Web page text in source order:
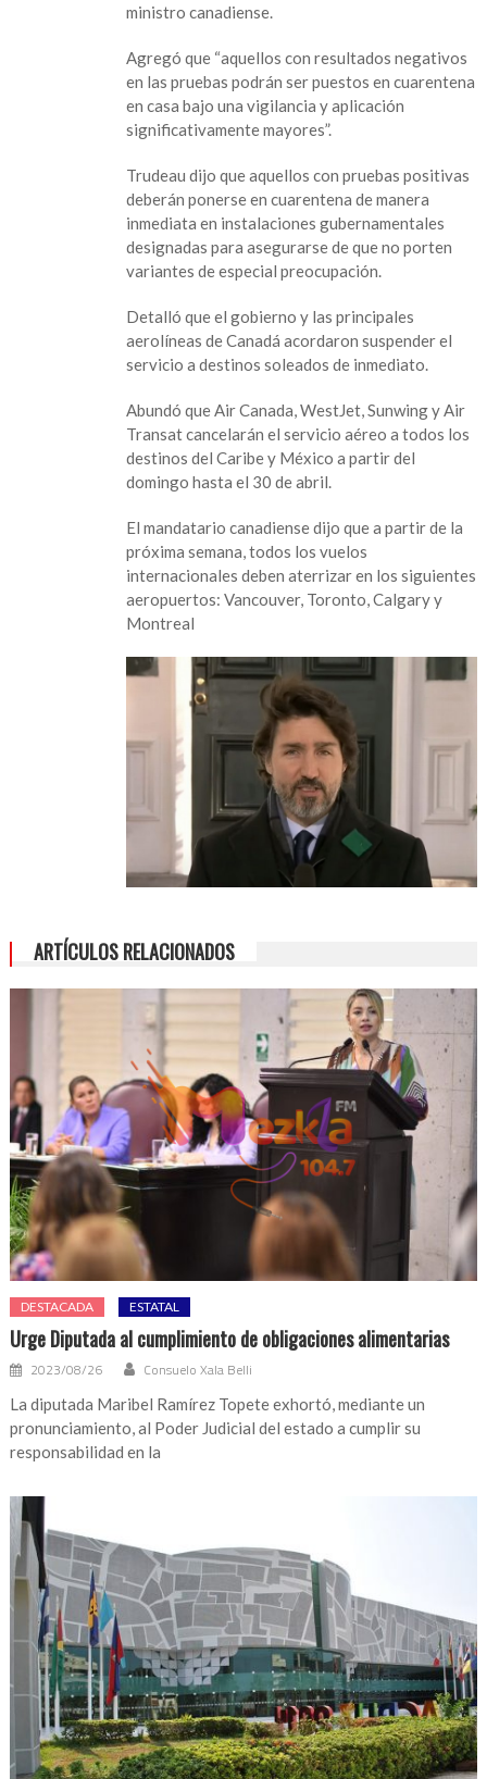
ministro canadiense.
Agregó que “aquellos con resultados negativos
en las pruebas podrán ser puestos en cuarentena
en casa bajo una vigilancia y aplicación
significativamente mayores”.
Trudeau dijo que aquellos con pruebas positivas
deberán ponerse en cuarentena de manera
inmediata en instalaciones gubernamentales
designadas para asegurarse de que no porten
variantes de especial preocupación.
Detalló que el gobierno y las principales
aerolíneas de Canadá acordaron suspender el
servicio a destinos soleados de inmediato.
Abundó que Air Canada, WestJet, Sunwing y Air
Transat cancelarán el servicio aéreo a todos los
destinos del Caribe y México a partir del
domingo hasta el 30 de abril.
El mandatario canadiense dijo que a partir de la
próxima semana, todos los vuelos
internacionales deben aterrizar en los siguientes
aeropuertos: Vancouver, Toronto, Calgary y
Montreal
ARTÍCULOS RELACIONADOS
DESTACADA ESTATAL
Urge Diputada al cumplimiento de obligaciones alimentarias
2023/08/26 Consuelo Xala Belli
La diputada Maribel Ramírez Topete exhortó, mediante un
pronunciamiento, al Poder Judicial del estado a cumplir su
responsabilidad en la